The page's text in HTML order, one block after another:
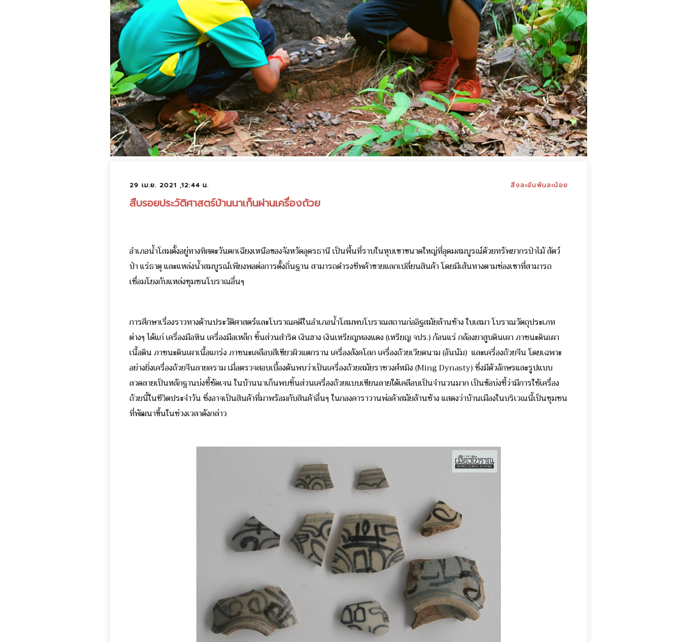
29 เม.ย. 2021 ,12:44 น. สิ่งละอันพันละน้อย
สืบรอยประวัติศาสตร์บ้านนาเก็นผ่านเครื่องถ้วย
อำเภอน้ำโสมตั้งอยู่ทางทิศตะวันตกเฉียงเหนือของจังหวัดอุดรธานี เป็นพื้นที่ราบในหุบเขาขนาดใหญ่ที่อุดมสมบูรณ์ด้วยทรัพยากรป่าไม้ สัตว์
ป่า แร่ธาตุ และแหล่งน้ำสมบูรณ์เพียงพอต่อการตั้งถิ่นฐาน สามารถดำรงชีพค้าขายแลกเปลี่ยนสินค้า โดยมีเส้นทางตามช่องเขาที่สามารถ
เชื่อมโยงกับแหล่งชุมชนโบราณอื่นๆ
การศึกษาเรื่องราวทางด้านประวัติศาสตร์และโบราณคดีในอำเภอน้ำโสมพบโบราณสถานก่ออิฐสมัยล้านช้าง ใบเสมา โบราณวัตถุประเภท
ต่างๆ ได้แก่ เครื่องมือหิน เครื่องมือเหล็ก ชิ้นส่วนสำริด เงินฮาง เงินเหรียญทองแดง (เหรียญ จปร.) ก้อนแร่ กล้องยาสูบดินเผา ภาชนะดินเผา
เนื้อดิน ภาชนะดินเผาเนื้อแกร่ง ภาชนะเคลือบสีเขียวผิวแตกราน เครื่องสังคโลก เครื่องถ้วยเวียดนาม (อันนัม) และเครื่องถ้วยจีน โดยเฉพาะ
อย่างยิ่งเครื่องถ้วยจีนลายคราม เมื่อตรวจสอบเบื้องต้นพบว่าเป็นเครื่องถ้วยสมัยราชวงศ์หมิง (Ming Dynasty) ซึ่งมีตัวอักษรและรูปแบบ
ลวดลายเป็นหลักฐานบ่งชี้ชัดเจน ในบ้านนาเก็นพบชิ้นส่วนเครื่องถ้วยแบบเขียนลายใต้เคลือบเป็นจำนวนมาก เป็นข้อบ่งชี้ว่ามีการใช้เครื่อง
ถ้วยนี้ในชีวิตประจำวัน ซึ่งอาจเป็นสินค้าที่มาพร้อมกับสินค้าอื่นๆ ในกองคาราวานพ่อค้าสมัยล้านช้าง แสดงว่าบ้านเมืองในบริเวณนี้เป็นชุมชน
ที่พัฒนาขึ้นในช่วงเวลาดังกล่าว